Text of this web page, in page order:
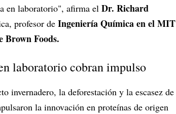
en laboratorio", afirma el Dr. Richard
profesor de Ingeniería Química en el MIT
Brown Foods.
laboratorio cobran impulso
invernadero, la deforestación y la escasez de
la innovación en proteínas de origen